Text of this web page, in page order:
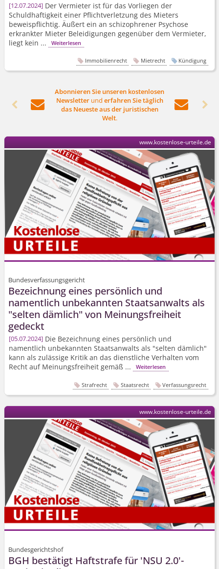
12.07.2024 Der Vermieter ist für das Vorliegen der
Schuldhaftigkeit einer Pflichtverletzung des Mieters
beweispflichtig. Äußert ein an schizophrener Psychose
erkrankter Mieter Beleidigungen gegenüber dem Vermieter,
liegt kein ...
Weiterlesen
Immobilienrecht Mietrecht Kündigung
 
Abonnieren Sie unseren kostenlosen
Newsletterund erfahren Sie täglich
das Neueste aus der juristischen
Welt.
 
Bundesverfassungsgericht
Bezeichnung eines persönlich und
namentlich unbekannten Staatsanwalts als
"selten dämlich" von Meinungsfreiheit
gedeckt
05.07.2024 Die Bezeichnung eines persönlich und
namentlich unbekannten Staatsanwalts als "selten dämlich"
kann als zulässige Kritik an das dienstliche Verhalten vom
Recht auf Meinungsfreiheit gemäß ...
Weiterlesen
www.kostenlose-urteile.de
Strafrecht Staatsrecht Verfassungsrecht
Bundesgerichtshof
BGH bestätigt Haftstrafe für 'NSU 2.0'-
www.kostenlose-urteile.de